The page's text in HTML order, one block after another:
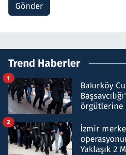
Gönder
Trend Haberler
Bakırköy
örgütlerine
1
İzmir
Yaklaşık 2
2